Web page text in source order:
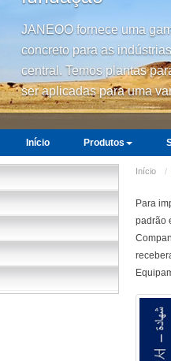
JANEOO fornece uma
concreto para as
central. Temos plantas
ser aplicadas para uma
Início Produtos
Início
Para
padrão